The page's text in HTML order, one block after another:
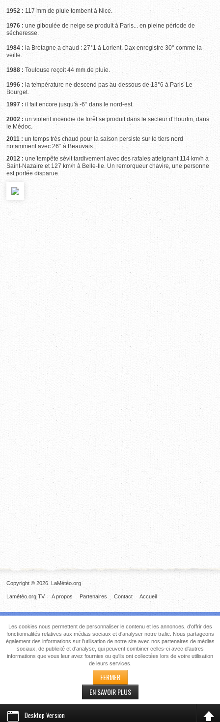
1952 : 117 mm de pluie tombent à Nice.
1976 : une giboulée de neige se produit à Paris... en pleine période de
sécheresse.
1984 : la Bretagne a chaud : 27°1 à Lorient. Dax enregistre 30° comme la
veille.
1988 : Toulouse reçoit 44 mm de pluie.
1996 : la température ne descend pas au-dessous de 13°6 à Paris-Le
Bourget.
1997 : il fait encore jusqu'à -6° dans le nord-est.
2002 : un violent incendie de forêt se produit dans le secteur d'Hourtin, dans
le Médoc.
2011 : un temps très chaud pour la saison persiste sur le tiers nord
notamment avec 26° à Beauvais.
2012 : une tempête sévit tardivement avec des rafales atteignant 114 km/h à
Saint-Nazaire et 127 km/h à Belle-Ile. Un remorqueur chavire, une personne
est portée disparue.
Copyright © 2026. LaMétéo.org
Accueil
Contact
Partenaires
A propos
Lamétéo.org TV
Desktop Version
Les cookies nous permettent de personnaliser le contenu et les annonces, d'offrir des
fonctionnalités relatives aux médias sociaux et d'analyser notre trafic. Nous partageons
également des informations sur l'utilisation de notre site avec nos partenaires de médias
sociaux, de publicité et d'analyse, qui peuvent combiner celles-ci avec d'autres
informations que vous leur avez fournies ou qu'ils ont collectées lors de votre utilisation
de leurs services.
FERMER
EN SAVOIR PLUS